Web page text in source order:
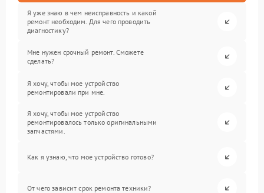
Я уже знаю в чем неисправность и какой
ремонт необходим. Для чего проводить
диагностику?
Мне нужен срочный ремонт. Сможете
сделать?
Я хочу, чтобы мое устройство
ремонтировали при мне.
Я хочу, чтобы мое устройство
ремонтировалось только оригинальными
запчастями.
Как я узнаю, что мое устройство готово?
От чего зависит срок ремонта техники?